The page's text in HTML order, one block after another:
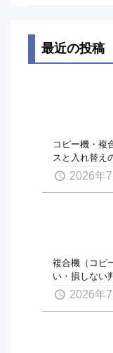
最近の投稿
コピー機・複
スと入れ替え
2026年
複合機（コピ
い・損しない
2026年